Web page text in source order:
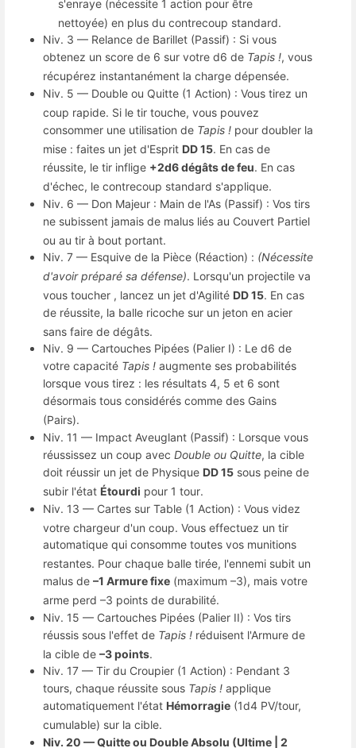
s'enraye (nécessite 1 action pour être
nettoyée) en plus du contrecoup standard.
Niv. 3 — Relance de Barillet (Passif) : Si vous
obtenez un score de 6 sur votre d6 de Tapis !, vous
récupérez instantanément la charge dépensée.
Niv. 5 — Double ou Quitte (1 Action) : Vous tirez un
coup rapide. Si le tir touche, vous pouvez
consommer une utilisation de Tapis ! pour doubler la
mise : faites un jet d'Esprit DD 15 En cas de
réussite, le tir inflige +2d6 dégâts de feu. En cas
d'échec, le contrecoup standard s'applique.
Niv. 6 — Don Majeur : Main de l'As (Passif) : Vos tirs
ne subissent jamais de malus liés au Couvert Partiel
ou au tir à bout portant
Niv. 7 — Esquive de la Pièce (Réaction) : (Nécessite
d'avoir préparé sa défense). Lorsqu'un projectile va
vous toucher , lancez un jet d'Agilité DD 15. En cas
de réussite, la balle ricoche sur un jeton en acier
sans faire de dégâts
Niv. 9 — Cartouches Pipées (Palier I) : Le d6 de
votre capacité Tapis ! augmente ses probabilités
lorsque vous tirez : les résultats 4, 5 et 6 sont
désormais tous considérés comme des Gains
(Pairs).
Niv. 11 — Impact Aveuglant (Passif) : Lorsque vous
réussissez un coup avec Double ou Quitte, la cible
doit réussir un jet de Physique DD 15 sous peine de
subir l'état Étourdi pour 1 tour.
Niv. 13 — Cartes sur Table (1 Action) : Vous videz
votre chargeur d'un coup Vous effectuez un tir
automatique qui consomme toutes vos munitions
restantes. Pour chaque balle tirée, l'ennemi subit un
malus de –1 Armure fixe (maximum –3), mais votre
arme perd –3 points de durabilité.
Niv. 15 — Cartouches Pipées (Palier II) : Vos tirs
réussis sous l'effet de Tapis ! réduisent l'Armure de
la cible de –3 points
Niv. 17 — Tir du Croupier (1 Action) : Pendant 3
tours, chaque réussite sous Tapis ! applique
automatiquement l'état Hémorragie (1d4 PV/tour,
cumulable) sur la cible.
Niv. 20 — Quitte ou Double Absolu (Ultime | 2